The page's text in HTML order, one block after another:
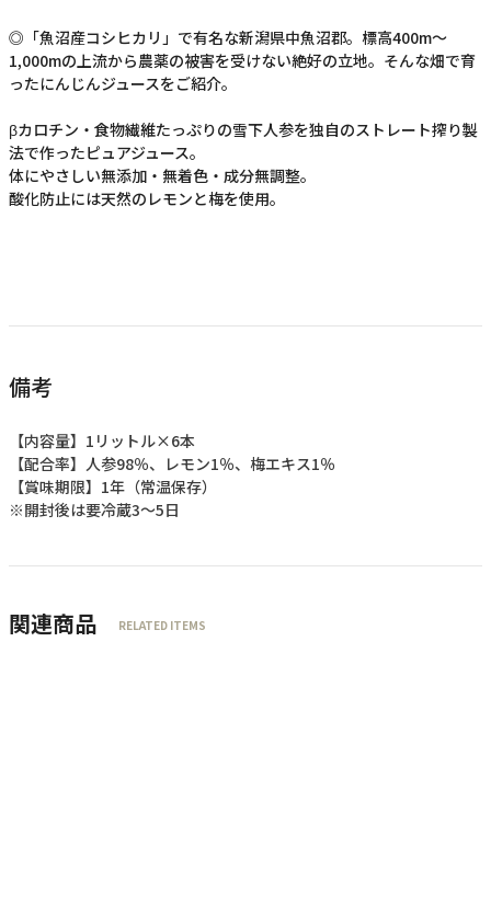
◎「魚沼産コシヒカリ」で有名な新潟県中魚沼郡。標高400m～
1,000mの上流から農薬の被害を受けない絶好の立地。そんな畑で育
ったにんじんジュースをご紹介。
βカロチン・食物繊維たっぷりの雪下人参を独自のストレート搾り製
法で作ったピュアジュース。
体にやさしい無添加・無着色・成分無調整。
酸化防止には天然のレモンと梅を使用。
備考
【内容量】1リットル×6本
【配合率】人参98％、レモン1％、梅エキス1％
【賞味期限】1年（常温保存）
※開封後は要冷蔵3～5日
関連商品